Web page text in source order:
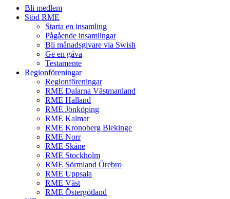
Bli medlem
Stöd RME
Starta en insamling
Pågående insamlingar
Bli månadsgivare via Swish
Ge en gåva
Testamente
Regionföreningar
Regionföreningar
RME Dalarna Västmanland
RME Halland
RME Jönköping
RME Kalmar
RME Kronoberg Blekinge
RME Norr
RME Skåne
RME Stockholm
RME Sörmland Örebro
RME Uppsala
RME Väst
RME Östergötland